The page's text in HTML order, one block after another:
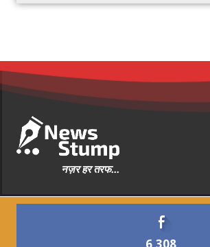
नज़र हर तरफ...
6,308